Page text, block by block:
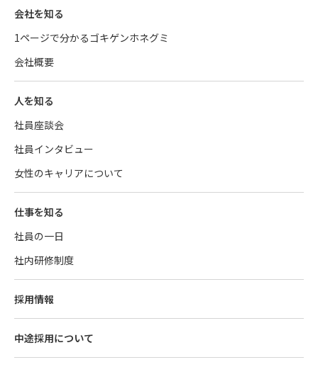
会社を知る
1ページで分かるゴキゲンホネグミ
会社概要
人を知る
社員座談会
社員インタビュー
女性のキャリアについて
仕事を知る
社員の一日
社内研修制度
採用情報
中途採用について